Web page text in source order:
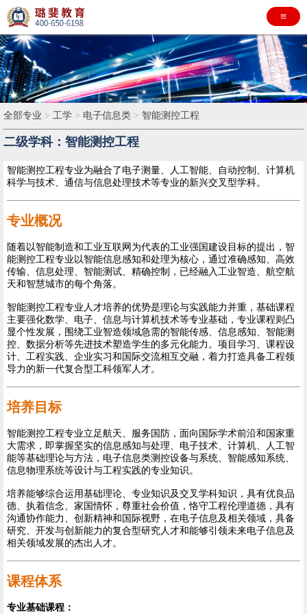
≡
全部专业 > 工学 > 电子信息类 > 智能测控工程
二级学科：智能测控工程
智能测控工程专业为融合了电子测量、人工智能、自动控制、计算机
科学与技术、通信与信息处理技术等专业的新兴交叉型学科。
专业概况
随着以智能制造和工业互联网为代表的工业强国建设目标的提出，智
能测控工程专业以智能信息感知和处理为核心，通过准确感知、高效
传输、信息处理、智能测试、精确控制，已经融入工业智造、航空航
天和智慧城市的每个角落。
智能测控工程专业人才培养的优势是理论与实践能力并重，基础课程
主要强化数学、电子、信息与计算机技术等专业基础，专业课程则凸
显个性发展，围绕工业智造领域急需的智能传感、信息感知、智能测
控、数据分析等先进技术塑造学生的多元化能力。项目学习、课程设
计、工程实践、企业实习和国际交流相互交融，着力打造具备工程领
导力的新一代复合型工科领军人才。
培养目标
智能测控工程专业立足航天、服务国防，面向国际学术前沿和国家重
大需求，即掌握坚实的信息感知与处理、电子技术、计算机、人工智
能等基础理论与方法，电子信息类测控设备与系统、智能感知系统、
信息物理系统等设计与工程实践的专业知识。
培养能够综合运用基础理论、专业知识及交叉学科知识，具有优良品
德、执着信念、家国情怀，尊重社会价值，恪守工程伦理道德，具有
沟通协作能力、创新精神和国际视野，在电子信息及相关领域，具备
研究、开发与创新能力的复合型研究人才和能够引领未来电子信息及
相关领域发展的杰出人才。
课程体系
专业基础课程：